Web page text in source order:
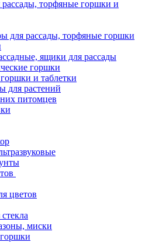
торфяные горшки и
для рассады, торфяные горшки
ящики для рассады
горшки
и таблетки
для растений
питомцев
цветов
миски